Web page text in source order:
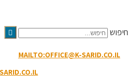
חיפוש
MAILTO:OFFICE@K-SARID.CO.IL